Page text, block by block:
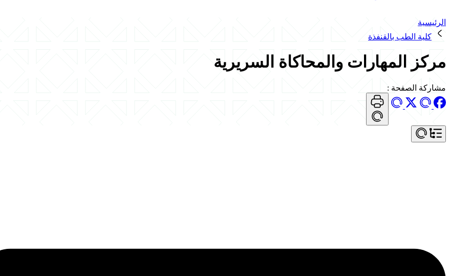
الرئيسية
كلية الطب بالقنفذة
مركز المهارات والمحاكاة السريرية
مشاركة الصفحة :